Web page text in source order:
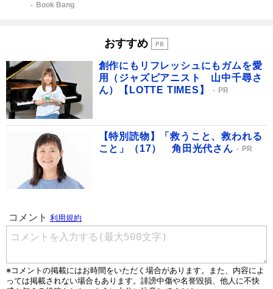
Book Bang
おすすめ
創作にもリフレッシュにもガムを愛
用（ジャズピアニスト 山中千尋さ
ん）【LOTTE TIMES】
PR
【特別読物】「救うこと、救われる
こと」（17） 角田光代さん
PR